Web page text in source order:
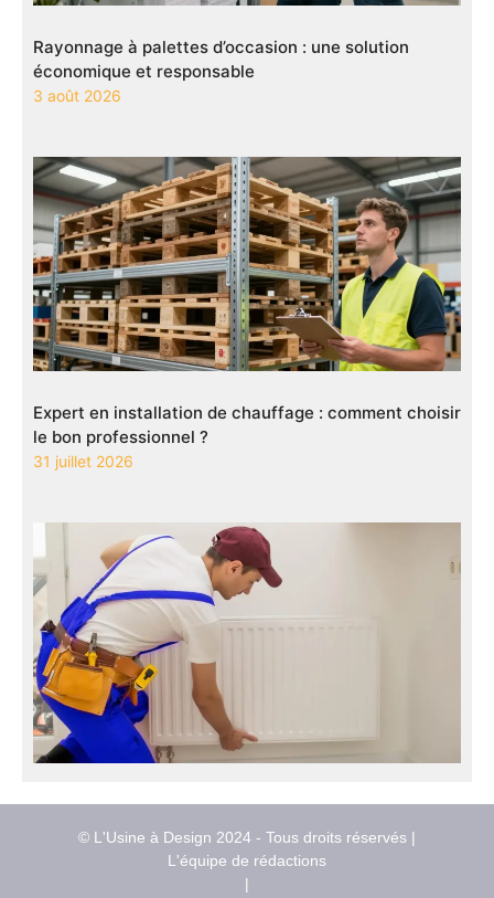
Rayonnage à palettes d’occasion : une solution
économique et responsable
3 août 2026
Expert en installation de chauffage : comment choisir
le bon professionnel ?
31 juillet 2026
© L'Usine à Design 2024 - Tous droits réservés |
L'équipe de rédactions
|